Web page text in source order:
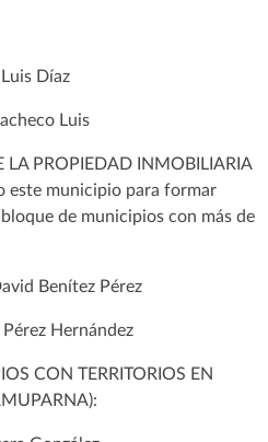
Díaz
Luis
LA PROPIEDAD INMOBILIARIA
este municipio para formar
de municipios con más de
Benítez Pérez
Hernández
CON TERRITORIOS EN